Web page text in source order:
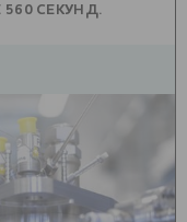
560 СЕКУНД.